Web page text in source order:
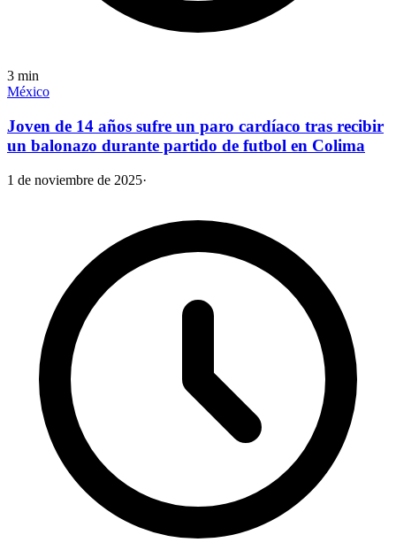
3 min
México
Joven de 14 años sufre un paro cardíaco tras recibir
un balonazo durante partido de futbol en Colima
1 de noviembre de 2025·